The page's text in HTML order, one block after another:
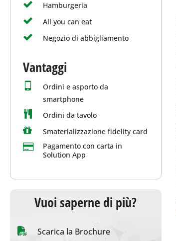
Hamburgeria
All you can eat
Negozio di abbigliamento
Vantaggi
Ordini e asporto da
smartphone
Ordini da tavolo
Smaterializzazione fidelity card
Pagamento con carta in
Solution App
Vuoi saperne di più?
Scarica la Brochure